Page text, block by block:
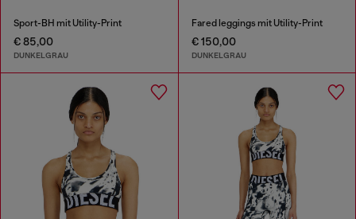
Sport-BH mit Utility-Print
€ 85,00
DUNKELGRAU
Fared leggings mit Utility-Print
€ 150,00
DUNKELGRAU